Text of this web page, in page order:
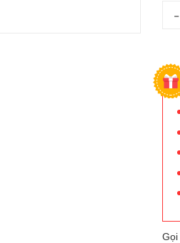
-
Gọi